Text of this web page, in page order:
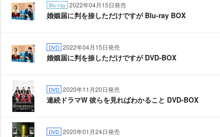
Blu-ray 2022年04月15日発売
婚姻届に判を捺しただけですが Blu-ray BOX
DVD 2022年04月15日発売
婚姻届に判を捺しただけですが DVD-BOX
DVD 2020年11月20日発売
連続ドラマW 彼らを見ればわかること DVD-BOX
DVD 2020年01月24日発売